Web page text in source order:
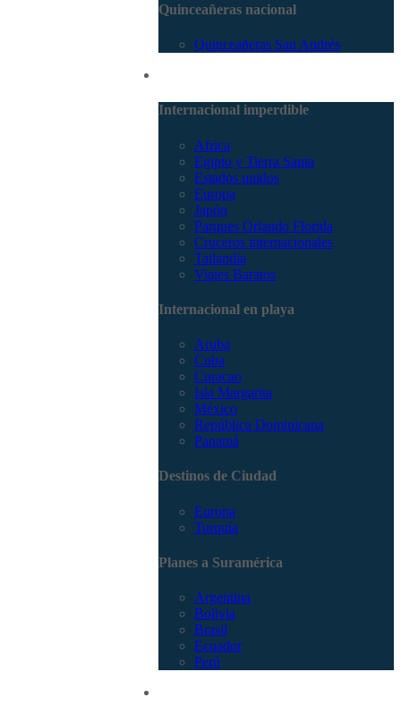
Quinceañeras nacional
Quinceañeras San Andrés
Internacional imperdible
Africa
Egipto y Tierra Santa
Estados unidos
Europa
Japón
Parques Orlando Florida
Cruceros internacionales
Tailandia
Viajes Baratos
Internacional en playa
Aruba
Cuba
Curacao
Isla Margarita
México
República Dominicana
Panamá
Destinos de Ciudad
Europa
Turquía
Planes a Suramérica
Argentina
Bolivia
Brasil
Ecuador
Perú